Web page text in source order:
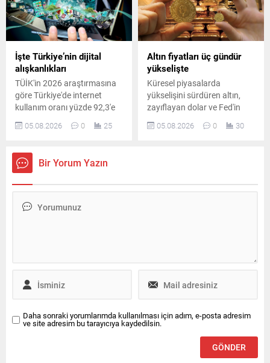
İşte Türkiye’nin dijital
alışkanlıkları
TÜİK'in 2026 araştırmasına
göre Türkiye'de internet
kullanım oranı yüzde 92,3'e
yükseldi. En çok kullanılan
sosyal medya ve
yüzde 90 ile WhatsApp oldu.
05.08.2026 0 25
Altın fiyatları üç gündür
yükselişte
Küresel piyasalarda
yükselişini sürdüren altın,
zayıflayan dolar ve Fed'in
faiz beklentilerindeki
değişimin etkisiyle yeni
05.08.2026 0 30
Bir Yorum Yazın
Daha sonraki yorumlarımda kullanılması için adım, e-posta adresim
ve site adresim bu tarayıcıya kaydedilsin.